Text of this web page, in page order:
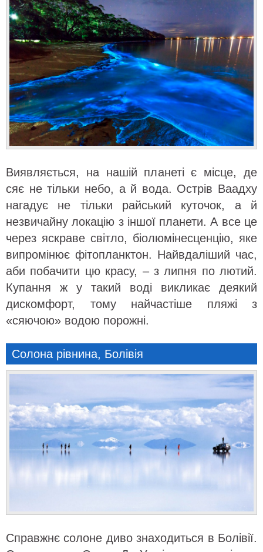
Виявляється, на нашій планеті є місце, де
сяє не тільки небо, а й вода. Острів Ваадху
нагадує не тільки райський куточок, а й
незвичайну локацію з іншої планети. А все це
через яскраве світло, біолюмінесценцію, яке
випромінює фітопланктон. Найвдаліший час,
аби побачити цю красу, – з липня по лютий.
Купання ж у такий воді викликає деякий
дискомфорт, тому найчастіше пляжі з
«сяючою» водою порожні.
Солона рівнина, Болівія
Справжнє солоне диво знаходиться в Болівії.